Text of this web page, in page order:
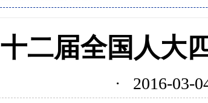
十二届全国人大
· 2016-03-